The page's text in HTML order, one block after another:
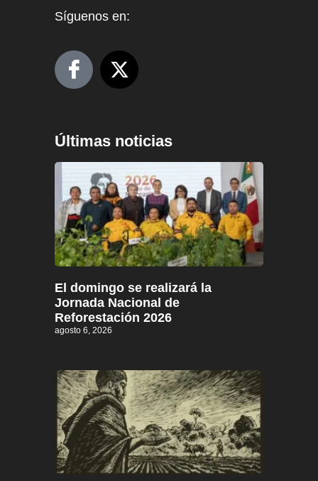
Síguenos en:
Últimas noticias
El domingo se realizará la
Jornada Nacional de
Reforestación 2026
agosto 6, 2026